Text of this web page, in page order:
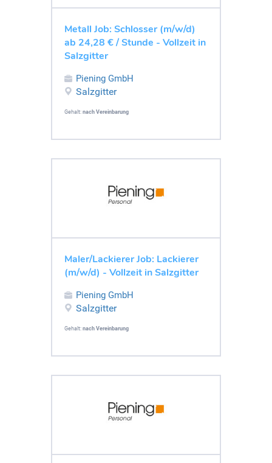
Metall Job: Schlosser (m/w/d)
ab 24,28 € / Stunde - Vollzeit in
Salzgitter
Piening GmbH
Salzgitter
Gehalt: nach Vereinbarung
Maler/Lackierer Job: Lackierer
(m/w/d) - Vollzeit in Salzgitter
Piening GmbH
Salzgitter
Gehalt: nach Vereinbarung